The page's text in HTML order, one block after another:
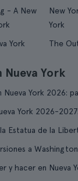
- A New
New
York
York
The
Nueva York
Nueva York 2026:
York 2026-
Estatua de la
a
y hacer en Nueva